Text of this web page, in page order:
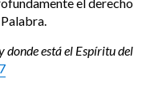
donde está el Espíritu del